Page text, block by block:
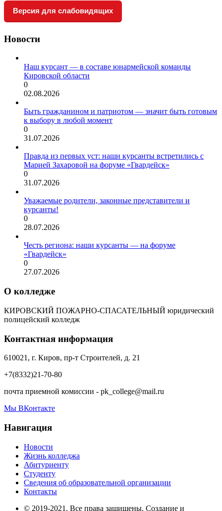
Версия для слабовидящих
Новости
Наш курсант — в составе юнармейской команды
Кировской области
0
02.08.2026
Быть гражданином и патриотом — значит быть готовым
к выбору в любой момент
0
31.07.2026
Правда из первых уст: наши курсанты встретились с
Марией Захаровой на форуме «Гвардейск»
0
31.07.2026
Уважаемые родители, законные представители и
курсанты!
0
28.07.2026
Честь региона: наши курсанты — на форуме
«Гвардейск»
0
27.07.2026
О колледже
КИРОВСКИЙ ПОЖАРНО-СПАСАТЕЛЬНЫЙ юридический
полицейский колледж
Контактная информация
610021, г. Киров, пр-т Строителей, д. 21
+7(8332)21-70-80
почта приемной комиссии - pk_college@mail.ru
Мы ВКонтакте
Навигация
Новости
Жизнь колледжа
Абитуриенту
Студенту
Сведения об образовательной организации
Контакты
© 2019-2021. Все права защищены. Создание и